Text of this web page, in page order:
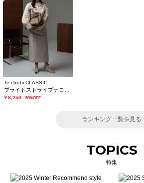
Te chichi CLASSIC
￥8,250 -50%OFF-
ランキング一覧を見る
TOPICS
特集